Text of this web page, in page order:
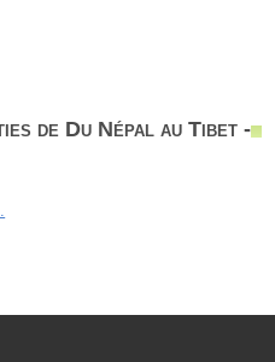
de Du Népal au Tibet -